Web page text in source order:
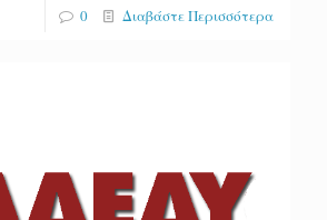
0 Διαβάστε Περισσότερα